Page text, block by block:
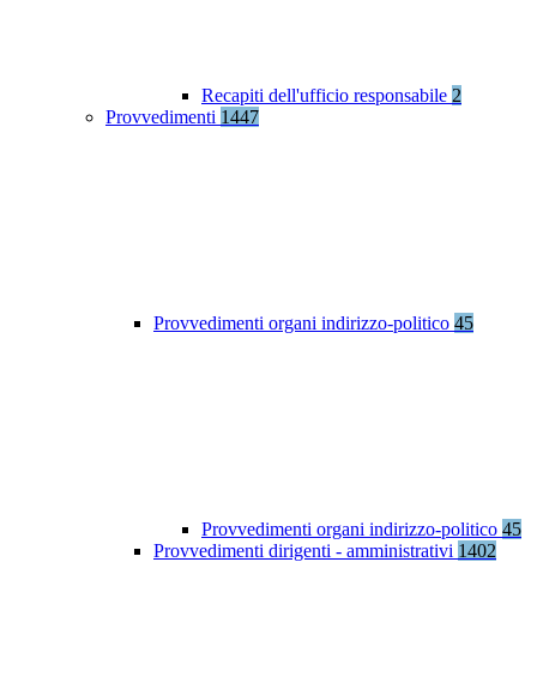
Recapiti dell'ufficio responsabile 2
Provvedimenti 1447
Provvedimenti organi indirizzo-politico 45
Provvedimenti organi indirizzo-politico 45
Provvedimenti dirigenti - amministrativi 1402